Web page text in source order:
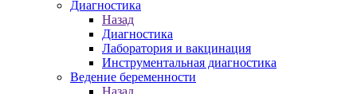
Диагностика
Назад
Диагностика
Лаборатория и вакцинация
Инструментальная диагностика
Ведение беременности
Назад